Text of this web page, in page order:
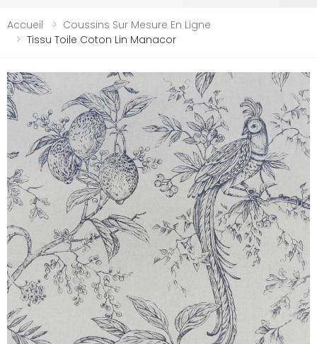
Accueil
Coussins Sur Mesure En Ligne
Tissu Toile Coton Lin Manacor